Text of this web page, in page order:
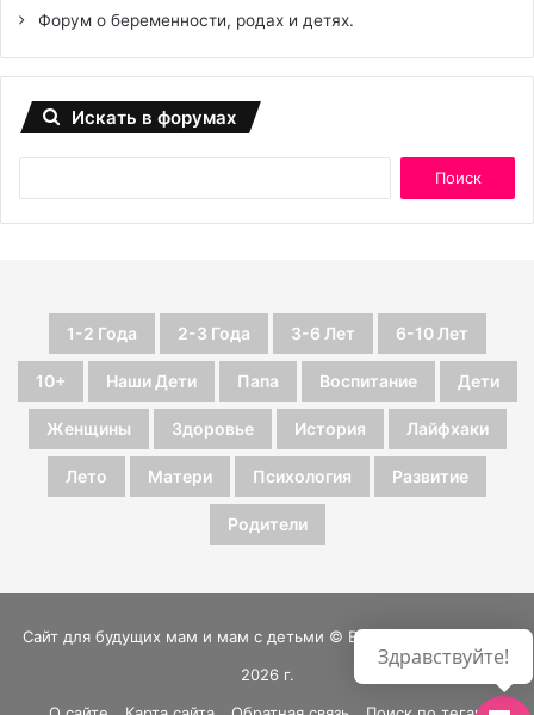
Форум о беременности, родах и детях.
Искать в форумах
1-2 Года 2-3 Года 3-6 Лет 6-10 Лет
10+ Наши Дети Папа Воспитание Дети
Женщины Здоровье История Лайфхаки
Лето Матери Психология Развитие
Родители
Сайт для будущих мам и мам с детьми © Все права защищены
2026 г.
Здравствуйте!